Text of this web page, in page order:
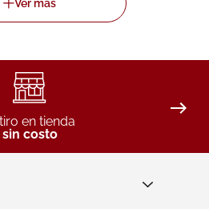
en tienda
sin costo